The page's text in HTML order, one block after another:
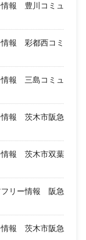
情報 豊川コミュ
情報 彩都西コミ
情報 三島コミュ
情報 茨木市阪急
情報 茨木市双葉
フリー情報 阪急
情報 茨木市阪急